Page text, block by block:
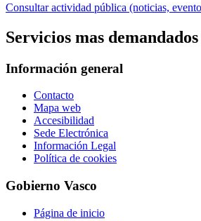
Consultar actividad pública (noticias,
Servicios mas
Información general
Contacto
Mapa web
Accesibilidad
Sede Electrónica
Información Legal
Política de cookies
Gobierno Vasco
Página de inicio